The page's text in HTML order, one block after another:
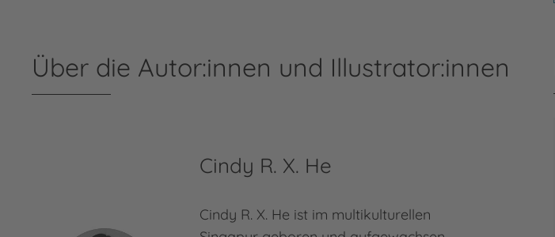
Über die Autor:innen und Illustrator:innen
Cindy R. X. He
Cindy R. X. He ist im multikulturellen